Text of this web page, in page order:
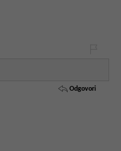
Odgovori